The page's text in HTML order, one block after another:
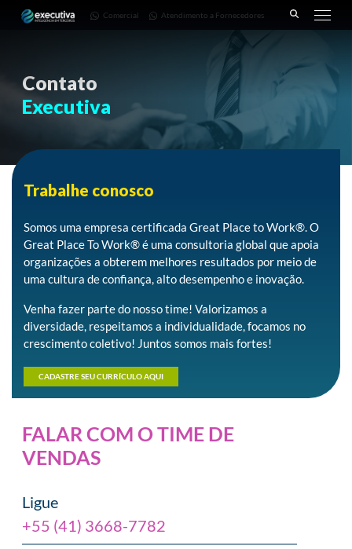
3668-
Pinhais
Fornecedores
Comercial Atendimento a Fornecedores
Contato
Executiva
Trabalhe conosco
Somos uma empresa certificada Great Place to Work®. O
Great Place To Work® é uma consultoria global que apoia
organizações a obterem melhores resultados por meio de
uma cultura de confiança, alto desempenho e inovação.
Venha fazer parte do nosso time! Valorizamos a
diversidade, respeitamos a individualidade, focamos no
crescimento coletivo! Juntos somos mais fortes!
CADASTRE SEU CURRÍCULO AQUI
FALAR COM O TIME DE
VENDAS
Ligue
+55 (41) 3668-7782